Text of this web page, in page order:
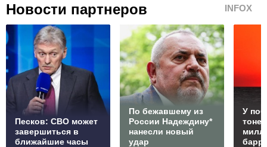
Новости партнеров INFOX
Песков: СВО может
завершиться в
ближайшие часы
По бежавшему из
России Надеждину*
нанесли новый
удар
У